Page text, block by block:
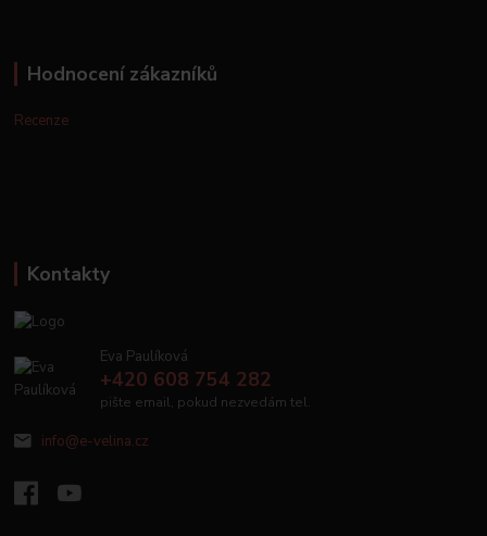
Hodnocení zákazníků
Recenze
Kontakty
Eva Paulíková
+420 608 754 282
pište email, pokud nezvedám tel.
info@e-velina.cz